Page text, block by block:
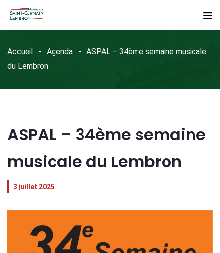
Accueil Agenda
ASPAL – 34ème semaine musicale
du Lembron
ASPAL – 34ème semaine
musicale du Lembron
3 juillet 2025